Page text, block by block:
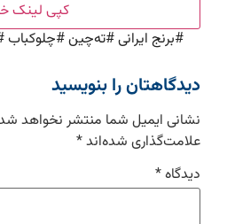
کپی لینک
#برنج ایرانی#ته‌چین#چلوکباب
دیدگاهتان را بنویسید
نشانی ایمیل شما منتشر نخواهد
علامت‌گذاری شده‌اند*
دیدگاه*